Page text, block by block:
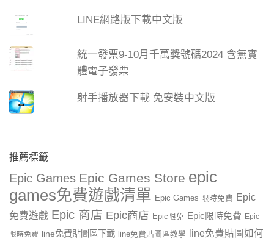
LINE網路版下載中文版
統一發票9-10月千萬獎號碼2024 含無實
體電子發票
射手播放器下載 免安裝中文版
推薦標籤
Epic Games Epic Games Store epic
games免費遊戲清單 Epic Games 限時免費 Epic
免費遊戲 Epic 商店 Epic商店 Epic限免 Epic限時免費 Epic
限時免費 line免費貼圖區下載 line免費貼圖區教學
line免費貼圖如何